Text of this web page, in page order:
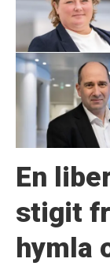
En
stigit
hymla